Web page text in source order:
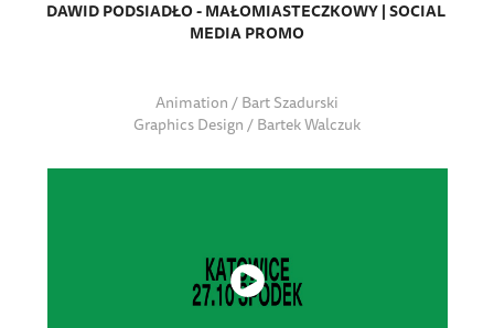
DAWID PODSIADŁO - MAŁOMIASTECZKOWY | SOCIAL
MEDIA PROMO
Animation / Bart Szadurski
Graphics Design / Bartek Walczuk